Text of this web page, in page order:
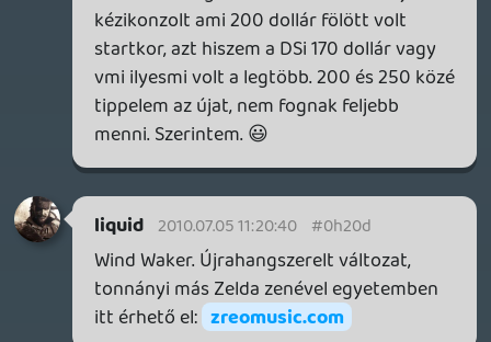
2010.07.04 16:35:29#0h208
Ez volt eddig a legjobb podcast intro zene,
melyik játékból van?:D
bm
(A podcast is jó volt.)
2010.07.04 08:09:06
2010.07.04 15:03:08 #0h206